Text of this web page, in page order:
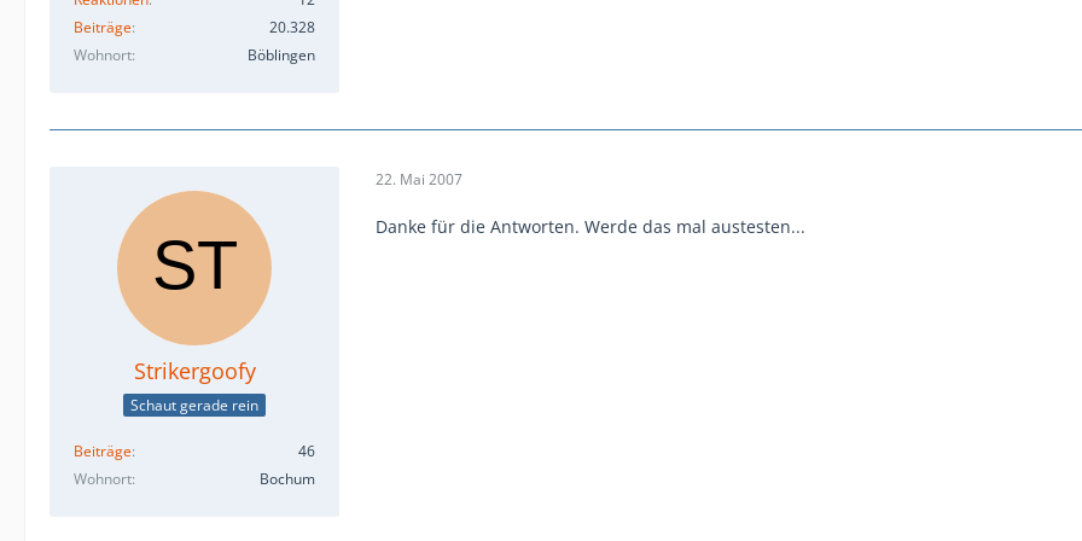
Beiträge
20.328
Wohnort
Böblingen
Strikergoofy
Schaut gerade rein
Beiträge
46
Wohnort
Bochum
22. Mai 2007
Danke für die Antworten. Werde das mal austesten...